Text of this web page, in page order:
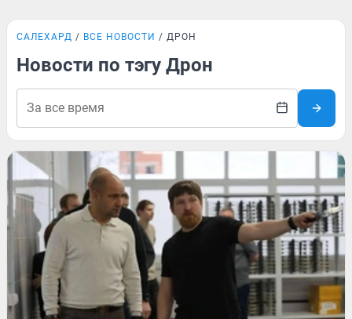
САЛЕХАРД ВСЕ НОВОСТИ ДРОН
Новости по тэгу Дрон